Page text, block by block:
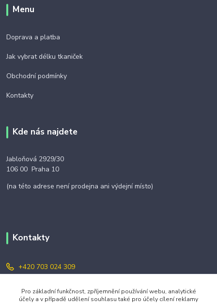
Menu
Doprava a platba
Jak vybrat délku tkaniček
Obchodní podmínky
Kontakty
Kde nás najdete
Jabloňová 2929/30
106 00 Praha 10
(na této adrese není prodejna ani výdejní místo)
Kontakty
+420 703 024 309
objednavky@zavazuj.cz
Pro základní funkčnost, zpříjemnění používání webu, analytické
účely a v případě udělení souhlasu také pro účely cílení reklamy